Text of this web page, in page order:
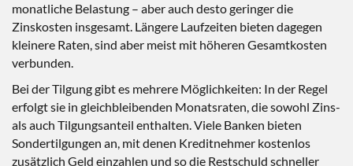
monatliche Belastung – aber auch desto geringer die
Zinskosten insgesamt. Längere Laufzeiten bieten dagegen
kleinere Raten, sind aber meist mit höheren Gesamtkosten
verbunden.
Bei der Tilgung gibt es mehrere Möglichkeiten: In der Regel
erfolgt sie in gleichbleibenden Monatsraten, die sowohl Zins-
als auch Tilgungsanteil enthalten. Viele Banken bieten
Sondertilgungen an, mit denen Kreditnehmer kostenlos
zusätzlich Geld einzahlen und so die Restschuld schneller